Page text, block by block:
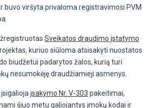
buvo viršyta privaloma registravimosi PVM
Sveikatos draudimo įstatymo
kuriuo siūloma atsisakyti nuostatos
biudžetui padarytos žalos, kurią turi
nesumokėję draudžiamieji asmenys.
įsigalioja įsakymo Nr. V-303 pakeitimai,
šiuo metu galiojantys įmokų kodai ir